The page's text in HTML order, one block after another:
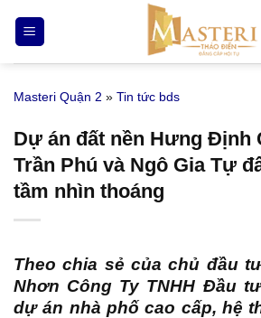
qua
nội
Masteri Quận 2 » Tin tức bds
Dự án đất nền Hưng Định
Trần Phú và Ngô Gia Tự
tầm nhìn thoáng
Theo chia sẻ của chủ đầu
Nhơn Công Ty TNHH Đầu
dự án nhà phố cao cấp, hệ